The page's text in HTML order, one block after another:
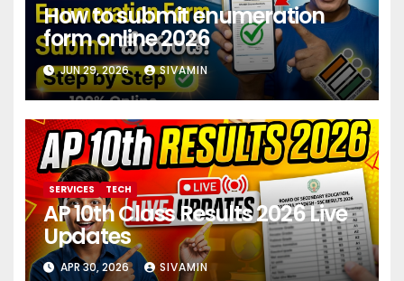
How to submit enumeration
form online 2026
JUN 29, 2026 SIVAMIN
SERVICES TECH
AP 10th Class Results 2026 Live
Updates
APR 30, 2026 SIVAMIN